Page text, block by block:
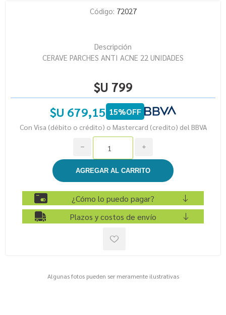
Código: 72027
Descripción
CERAVE PARCHES ANTI ACNE 22 UNIDADES
$U 799
$U 679,15 15%OFF
Con Visa (débito o crédito) o Mastercard (credito) del BBVA
i
h
¿Cómo lo puedo pagar?
Plazos y costos de envío
Algunas fotos pueden ser meramente ilustrativas